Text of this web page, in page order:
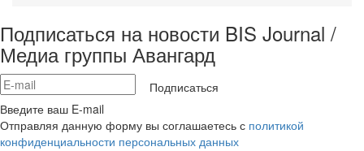
Подписаться на новости BIS Journal /
Медиа группы Авангард
Подписаться
Введите ваш E-mail
Отправляя данную форму вы соглашаетесь с политикой
конфиденциальности персональных данных